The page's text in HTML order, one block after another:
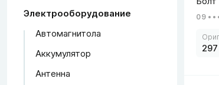
Электрооборудование
Автомагнитола
Аккумулятор
Антенна
09
297